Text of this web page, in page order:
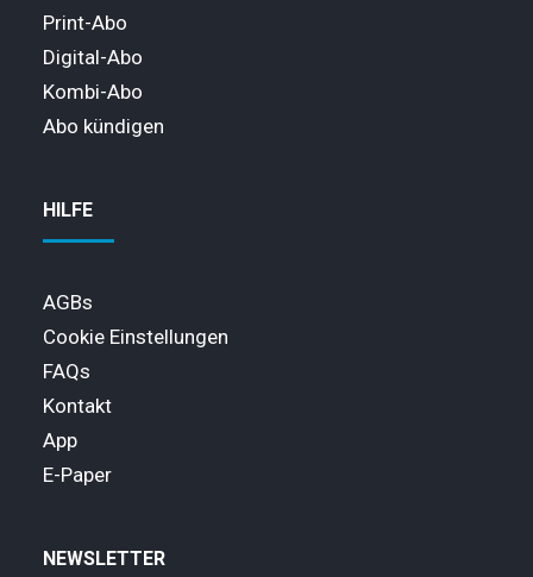
Print-Abo
Digital-Abo
Kombi-Abo
Abo kündigen
HILFE
AGBs
Cookie Einstellungen
FAQs
Kontakt
App
E-Paper
NEWSLETTER